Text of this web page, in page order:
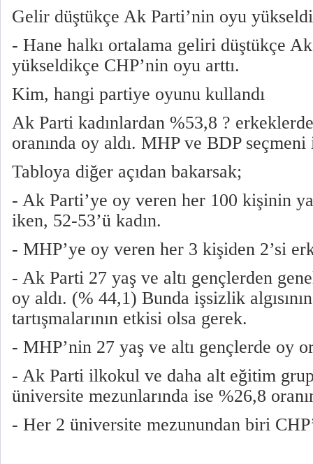
Gelir düştükçe Ak Parti’nin oyu yükseldi
- Hane halkı ortalama geliri düştükçe
yükseldikçe CHP’nin oyu arttı.
Kim, hangi partiye oyunu kullandı
Ak Parti kadınlardan %53,8 ?
oranında oy aldı. MHP ve BDP seçmeni
Tabloya diğer açıdan bakarsak;
- Ak Parti’ye oy veren her 100 kişinin
iken, 52-53’ü kadın.
- MHP’ye oy veren her 3 kişiden 2’si
- Ak Parti 27 yaş ve altı gençlerden
oy aldı. (% 44,1) Bunda işsizlik
tartışmalarının etkisi olsa gerek.
- MHP’nin 27 yaş ve altı gençlerde oy
- Ak Parti ilkokul ve daha alt eğitim
üniversite mezunlarında ise %26,8
- Her 2 üniversite mezunundan biri